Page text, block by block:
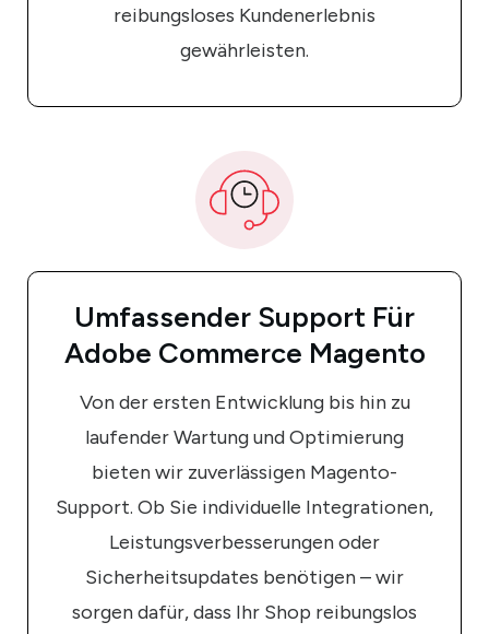
reibungsloses Kundenerlebnis
gewährleisten.
Umfassender Support Für
Adobe Commerce Magento
Von der ersten Entwicklung bis hin zu
laufender Wartung und Optimierung
bieten wir zuverlässigen Magento-
Support. Ob Sie individuelle Integrationen,
Leistungsverbesserungen oder
Sicherheitsupdates benötigen – wir
sorgen dafür, dass Ihr Shop reibungslos